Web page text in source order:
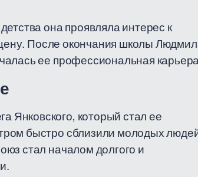
она проявляла интерес к
После окончания школы
ее профессиональная
Янковского, который стал ее
быстро сблизили молодых
стал началом долгого и